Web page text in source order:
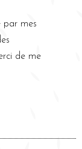
par mes
de me